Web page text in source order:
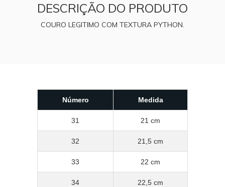
DESCRIÇÃO DO PRODUTO
COURO LEGITIMO COM TEXTURA PYTHON.
Número Medida
31 21 cm
32 21,5 cm
33 22 cm
34 22,5 cm